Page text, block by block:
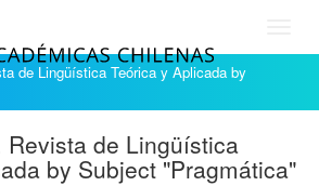
de Lingüística Teórica y Aplicada by
Revista de Lingüística
by Subject "Pragmática"